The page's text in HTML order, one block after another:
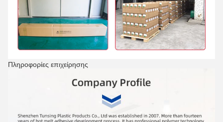
Πληροφορίες επιχείρησης